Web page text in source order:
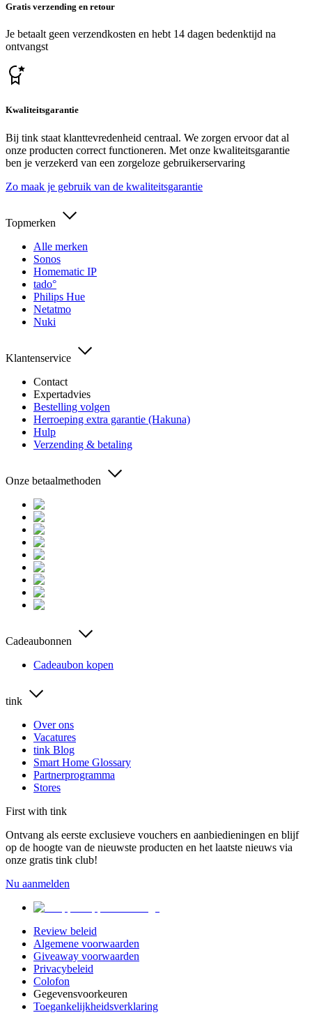
Gratis verzending en retour
Je betaalt geen verzendkosten en hebt 14 dagen bedenktijd na
ontvangst
Kwaliteitsgarantie
Bij tink staat klanttevredenheid centraal. We zorgen ervoor dat al
onze producten correct functioneren. Met onze kwaliteitsgarantie
ben je verzekerd van een zorgeloze gebruikerservaring
Zo maak je gebruik van de kwaliteitsgarantie
Topmerken
Alle merken
Sonos
Homematic IP
tado°
Philips Hue
Netatmo
Nuki
Klantenservice
Contact
Expertadvies
Bestelling volgen
Herroeping extra garantie (Hakuna)
Hulp
Verzending & betaling
Onze betaalmethoden
Cadeaubonnen
Cadeaubon kopen
tink
Over ons
Vacatures
tink Blog
Smart Home Glossary
Partnerprogramma
Stores
First with tink
Ontvang als eerste exclusieve vouchers en aanbiedieningen en blijf
op de hoogte van de nieuwste producten en het laatste nieuws via
onze gratis tink club!
Nu aanmelden
Review beleid
Algemene voorwaarden
Giveaway voorwaarden
Privacybeleid
Colofon
Gegevensvoorkeuren
Toegankelijkheidsverklaring